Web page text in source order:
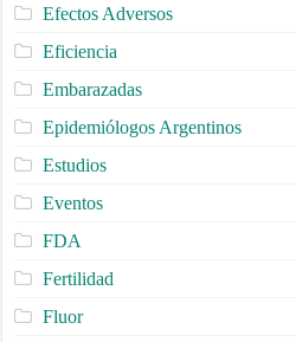
Efectos Adversos
Eficiencia
Embarazadas
Epidemiólogos Argentinos
Estudios
Eventos
FDA
Fertilidad
Fluor